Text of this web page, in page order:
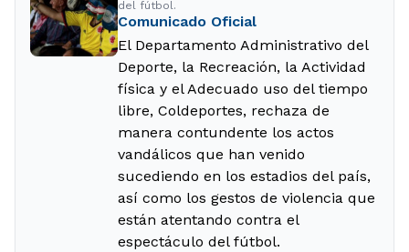
del fútbol.
Comunicado Oficial
El Departamento Administrativo del
Deporte, la Recreación, la Actividad
física y el Adecuado uso del tiempo
libre, Coldeportes, rechaza de
manera contundente los actos
vandálicos que han venido
sucediendo en los estadios del país,
así como los gestos de violencia que
están atentando contra el
espectáculo del fútbol.